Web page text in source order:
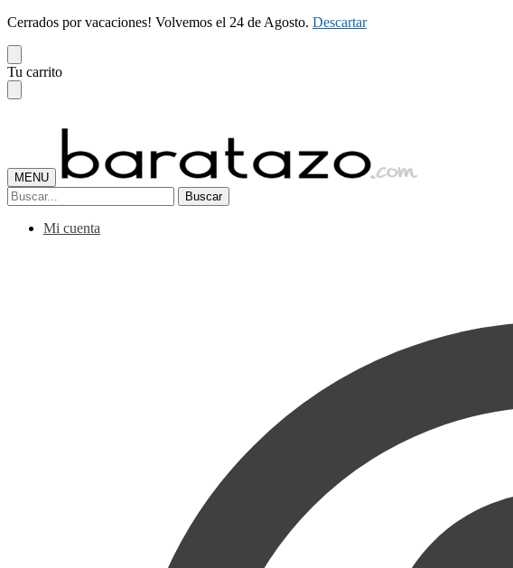
Cerrados por vacaciones! Volvemos el 24 de Agosto. Descartar
Skip
to
navigation
Skip
to
content
Tu carrito
MENU
Buscar
por:
Buscar
Mi cuenta